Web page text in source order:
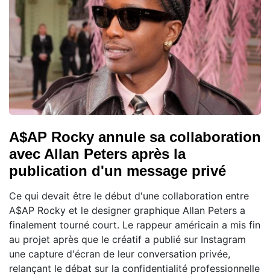
A$AP Rocky annule sa collaboration
avec Allan Peters après la
publication d'un message privé
Ce qui devait être le début d'une collaboration entre
A$AP Rocky et le designer graphique Allan Peters a
finalement tourné court. Le rappeur américain a mis fin
au projet après que le créatif a publié sur Instagram
une capture d'écran de leur conversation privée,
relançant le débat sur la confidentialité professionnelle